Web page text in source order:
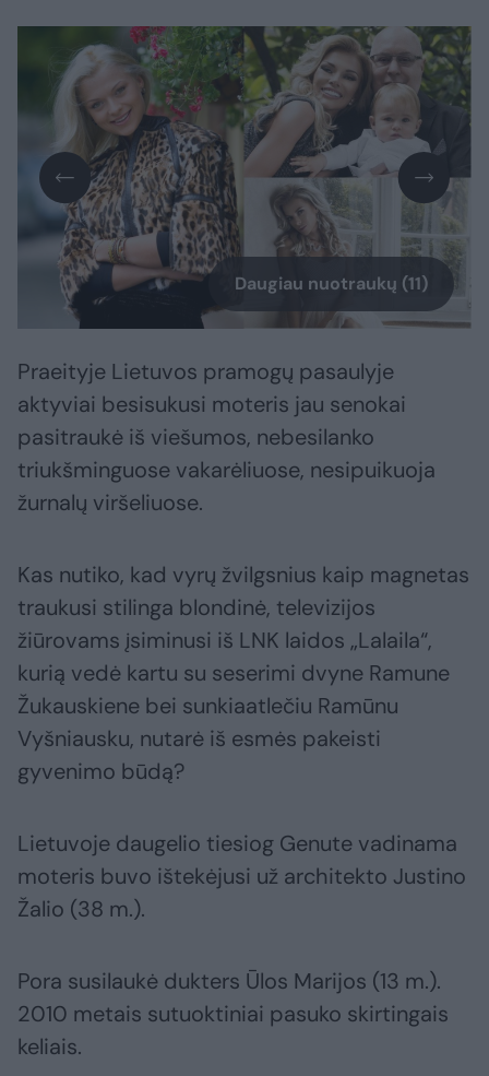
Daugiau nuotraukų (11)
Praeityje Lietuvos pramogų pasaulyje
aktyviai besisukusi moteris jau senokai
pasitraukė iš viešumos, nebesilanko
triukšminguose vakarėliuose, nesipuikuoja
žurnalų viršeliuose.
Kas nutiko, kad vyrų žvilgsnius kaip magnetas
traukusi stilinga blondinė, televizijos
žiūrovams įsiminusi iš LNK laidos „Lalaila“,
kurią vedė kartu su seserimi dvyne Ramune
Žukauskiene bei sunkiaatlečiu Ramūnu
Vyšniausku, nutarė iš esmės pakeisti
gyvenimo būdą?
Lietuvoje daugelio tiesiog Genute vadinama
moteris buvo ištekėjusi už architekto Justino
Žalio (38 m.).
Pora susilaukė dukters Ūlos Marijos (13 m.).
2010 metais sutuoktiniai pasuko skirtingais
keliais.